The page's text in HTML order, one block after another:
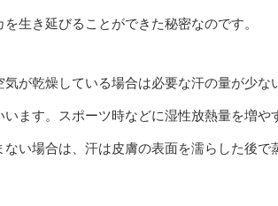
生き延びることができた秘密なのです。
が乾燥している場合は必要な汗の量が少
ます。スポーツ時などに湿性放熱量を増
い場合は、汗は皮膚の表面を濡らした後